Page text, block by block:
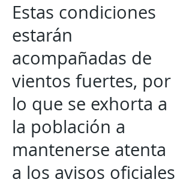
Estas condiciones
estarán
acompañadas de
vientos fuertes, por
lo que se exhorta a
la población a
mantenerse atenta
a los avisos oficiales